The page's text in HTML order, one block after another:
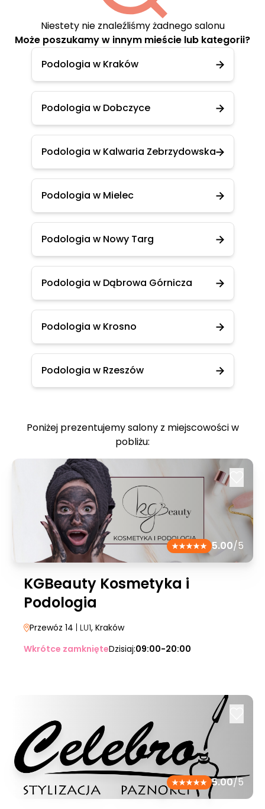
Niestety nie znaleźliśmy żadnego salonu
Może poszukamy w innym mieście lub kategorii?
Podologia w Kraków
Podologia w Dobczyce
Podologia w Kalwaria Zebrzydowska
Podologia w Mielec
Podologia w Nowy Targ
Podologia w Dąbrowa Górnicza
Podologia w Krosno
Podologia w Rzeszów
Poniżej prezentujemy salony z miejscowości w
pobliżu:
5.00/5
KGBeauty Kosmetyka i
Podologia
Przewóz 14 | LU1, Kraków
Wkrótce zamknięteDzisiaj:09:00-20:00
5.00/5